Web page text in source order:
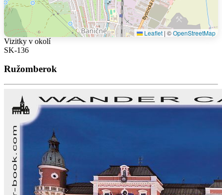
Leaflet | ©OpenStreetMap
Vizitky v okolí
SK-136
Ružomberok